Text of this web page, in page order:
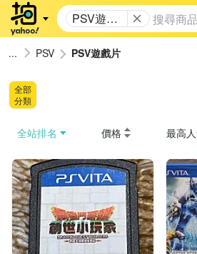
PSV遊戲
片
PSV PSV遊戲片
全部
分類
全站排名 價格 最高